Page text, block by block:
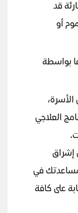
قد
أو
بواسطة
العلاجي
إشراق
في
على كافة